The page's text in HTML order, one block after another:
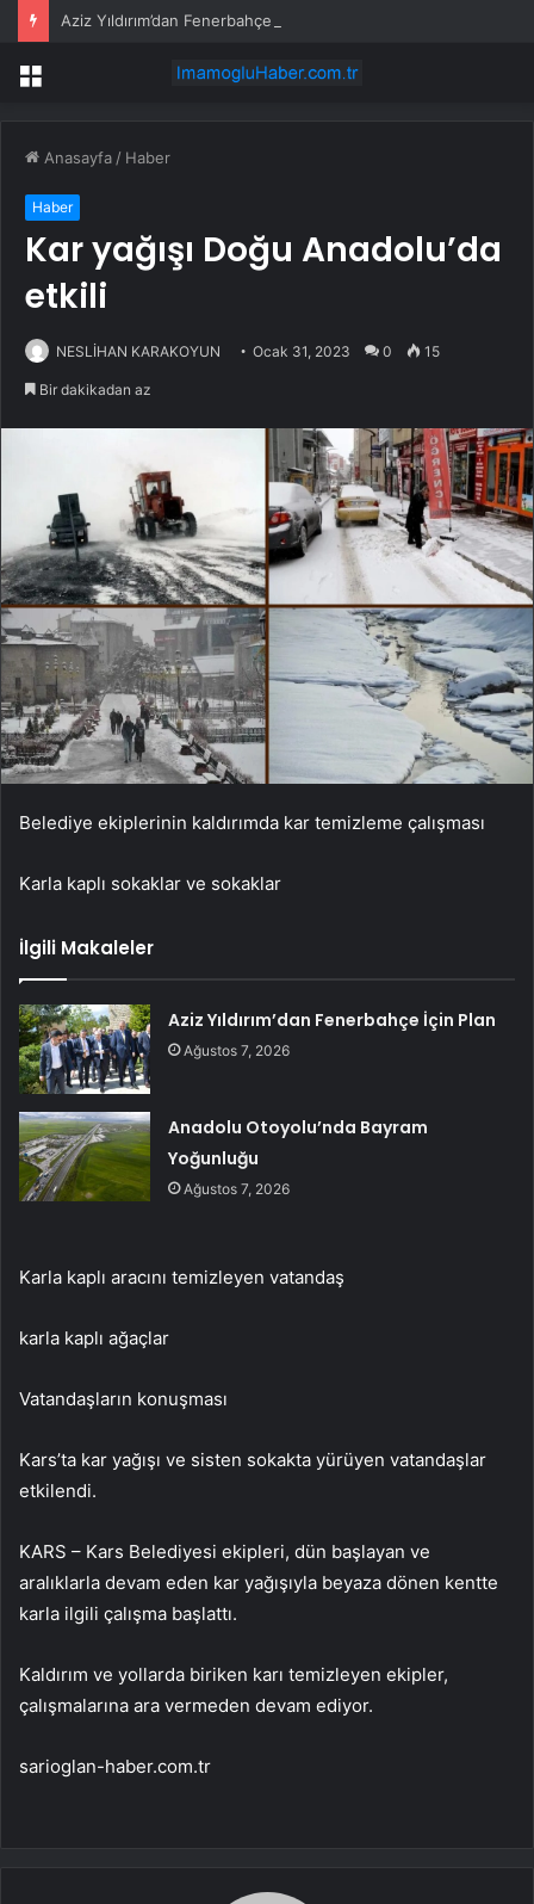
Aziz Yıldırım’dan Fenerbahçe İçin Plan
Menü
Anasayfa / Haber
Haber
Kar yağışı Doğu Anadolu’da
etkili
NESLİHAN KARAKOYUN Ocak 31, 2023 0 15
Bir dakikadan az
Belediye ekiplerinin kaldırımda kar temizleme çalışması
Karla kaplı sokaklar ve sokaklar
İlgili Makaleler
Aziz Yıldırım’dan Fenerbahçe İçin Plan
Ağustos 7, 2026
Anadolu Otoyolu’nda Bayram
Yoğunluğu
Ağustos 7, 2026
Karla kaplı aracını temizleyen vatandaş
karla kaplı ağaçlar
Vatandaşların konuşması
Kars’ta kar yağışı ve sisten sokakta yürüyen vatandaşlar
etkilendi.
KARS – Kars Belediyesi ekipleri, dün başlayan ve
aralıklarla devam eden kar yağışıyla beyaza dönen kentte
karla ilgili çalışma başlattı.
Kaldırım ve yollarda biriken karı temizleyen ekipler,
çalışmalarına ara vermeden devam ediyor.
sarioglan-haber.com.tr